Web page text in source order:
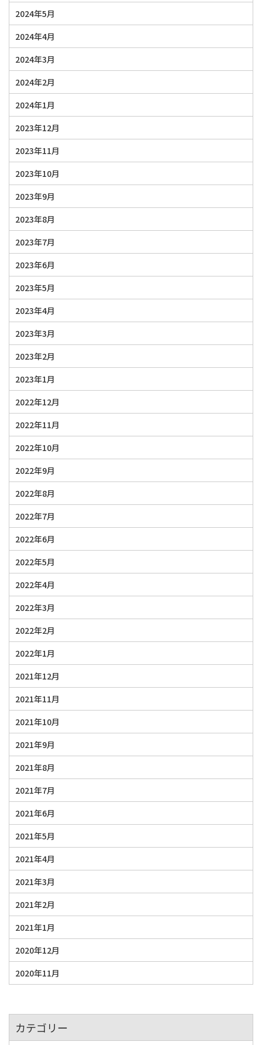
2024年5月
2024年4月
2024年3月
2024年2月
2024年1月
2023年12月
2023年11月
2023年10月
2023年9月
2023年8月
2023年7月
2023年6月
2023年5月
2023年4月
2023年3月
2023年2月
2023年1月
2022年12月
2022年11月
2022年10月
2022年9月
2022年8月
2022年7月
2022年6月
2022年5月
2022年4月
2022年3月
2022年2月
2022年1月
2021年12月
2021年11月
2021年10月
2021年9月
2021年8月
2021年7月
2021年6月
2021年5月
2021年4月
2021年3月
2021年2月
2021年1月
2020年12月
2020年11月
カテゴリー